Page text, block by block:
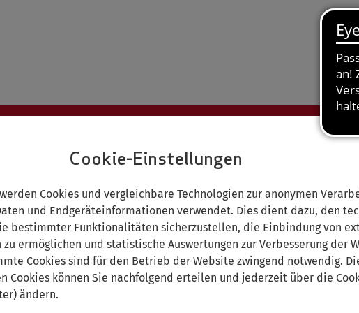
Cookie-Einstellungen
Cookies und vergleichbare Technologien zur anonymen
und Endgeräteinformationen verwendet. Dies dient dazu, den
bestimmter Funktionalitäten sicherzustellen, die Einbindung von
ermöglichen und statistische Auswertungen zur Verbesserung der
Cookies sind für den Betrieb der Website zwingend notwendig.
Cookies können Sie nachfolgend erteilen und jederzeit über die
ändern.
INTERNATIONALES
DR.IN STEIN, MARGIT
EU-DAPHNE-PROJEKT: EU FEM ROADMAP – EU ROADMAP FOR
HELFER/INNEN
Daphne-Projekt: EU Fem Roadmap – EU Roadmap for Referral
gegen Frühe/erzwungene Ehen für professionelle Helfer/
Prof. Dr. Margit Stein, Prof. Dr. Yvette Völschow
Projektmanagement: Isabell Brantl, Mathilde Sengoelge